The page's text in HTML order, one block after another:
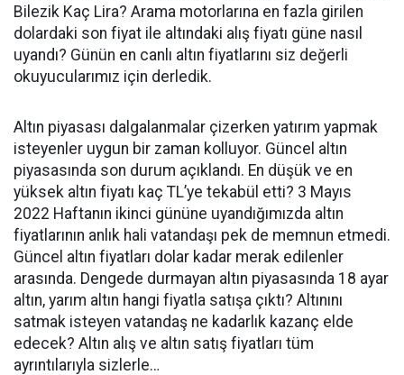
Bilezik Kaç Lira? Arama motorlarına en fazla girilen
dolardaki son fiyat ile altındaki alış fiyatı güne nasıl
uyandı? Günün en canlı altın fiyatlarını siz değerli
okuyucularımız için derledik.
Altın piyasası dalgalanmalar çizerken yatırım yapmak
isteyenler uygun bir zaman kolluyor. Güncel altın
piyasasında son durum açıklandı. En düşük ve en
yüksek altın fiyatı kaç TL’ye tekabül etti? 3 Mayıs
2022 Haftanın ikinci gününe uyandığımızda altın
fiyatlarının anlık hali vatandaşı pek de memnun etmedi.
Güncel altın fiyatları dolar kadar merak edilenler
arasında. Dengede durmayan altın piyasasında 18 ayar
altın, yarım altın hangi fiyatla satışa çıktı? Altınını
satmak isteyen vatandaş ne kadarlık kazanç elde
edecek? Altın alış ve altın satış fiyatları tüm
ayrıntılarıyla sizlerle…